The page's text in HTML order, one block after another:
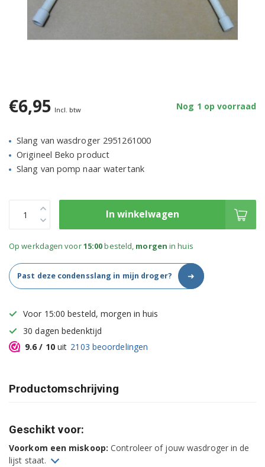
€6,95 Incl. btw Nog 1 op voorraad
Slang van wasdroger 2951261000
Origineel Beko product
Slang van pomp naar watertank
In winkelwagen
Op werkdagen voor15:00besteld, morgen in huis
Past deze condensslang in mijn droger? ➜
Voor 15:00 besteld, morgen in huis
30 dagen bedenktijd
9.6 / 10uit 2103 beoordelingen
Productomschrijving
Geschikt voor:
Voorkom een miskoop: Controleer of jouw wasdroger in de
lijst staat.